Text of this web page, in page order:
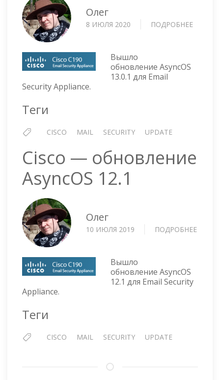
Олег
8 ИЮЛЯ 2020 ПОДРОБНЕЕ
Вышло
обновление AsyncOS
13.0.1 для Email
Security Appliance.
Теги
CISCO MAIL SECURITY UPDATE
Cisco — обновление
AsyncOS 12.1
Олег
10 ИЮЛЯ 2019 ПОДРОБНЕЕ
Вышло
обновление AsyncOS
12.1 для Email Security
Appliance.
Теги
CISCO MAIL SECURITY UPDATE